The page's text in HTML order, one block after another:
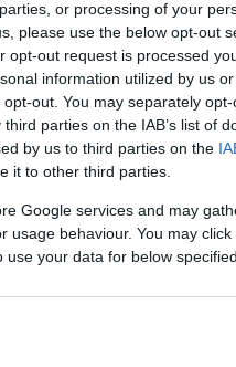
or processing of your
please use the below opt-out
opt-out request is processed
information utilized by us
out. You may separately
parties on the IAB’s list of
by us to third parties on the
it to other third parties.
Google services and may
usage behaviour. You may
your data for below
τη Βίβλο
περιγράφει τη
τον Νόμο για την
θεσπίστηκε. Τον